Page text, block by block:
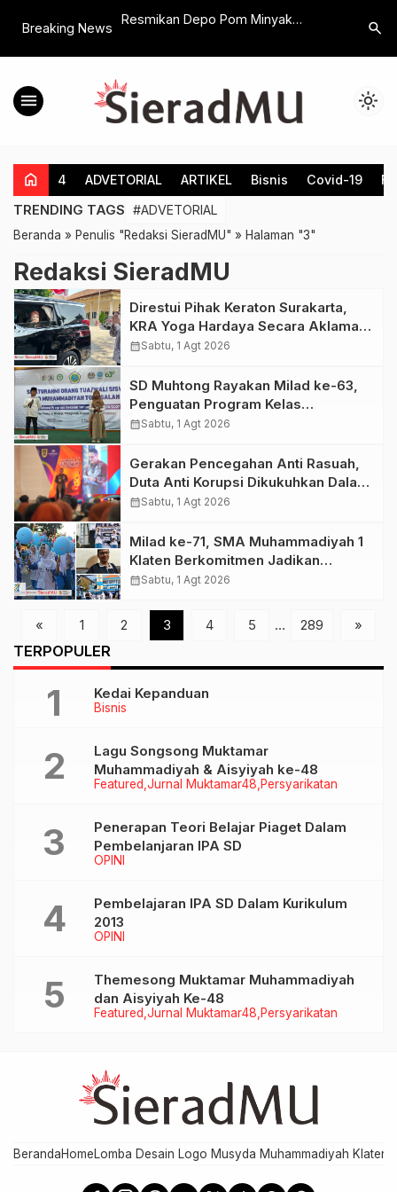
Breaking News
KL Lazismu
Beban
Kependidikan
Resmikan Depo Pom Minyak
Kadiskopumdag : Ini Membantu
Pemkab Cegah Kelangkaan
Bahlil
search
menu light_mode
home 4 ADVETORIAL ARTIKEL Bisnis Covid-19
TRENDING TAGS #ADVETORIAL
Beranda » Penulis "Redaksi SieradMU" » Halaman "3"
Redaksi SieradMU
Direstui Pihak Keraton Surakarta,
KRA Yoga Hardaya Secara Aklamasi
Pimpin DPC Pakasa Klaten 2026-
calendar_monthSabtu, 1 Agt 2026
SD Muhtong Rayakan Milad ke-63,
Penguatan Program Kelas
Internasional dan Peningkatan
calendar_monthSabtu, 1 Agt 2026
Gerakan Pencegahan Anti Rasuah,
Duta Anti Korupsi Dikukuhkan Dalam
Klaten Integrity Night
calendar_monthSabtu, 1 Agt 2026
Milad ke-71, SMA Muhammadiyah 1
Klaten Berkomitmen Jadikan
Sekolah Unggul dan Siap Bersaing
calendar_monthSabtu, 1 Agt 2026
« 1 2 3 4 5 … 289 »
TERPOPULER
Bisnis
Kedai Kepanduan
Featured Jurnal Muktamar48 Persyarikatan
Lagu Songsong Muktamar
Muhammadiyah & Aisyiyah ke-48
OPINI
Penerapan Teori Belajar Piaget Dalam
Pembelanjaran IPA SD
OPINI
Pembelajaran IPA SD Dalam Kurikulum
2013
Featured Jurnal Muktamar48 Persyarikatan
Themesong Muktamar Muhammadiyah
dan Aisyiyah Ke-48
BerandaHomeLomba Desain Logo Musyda Muhammadiyah Klaten